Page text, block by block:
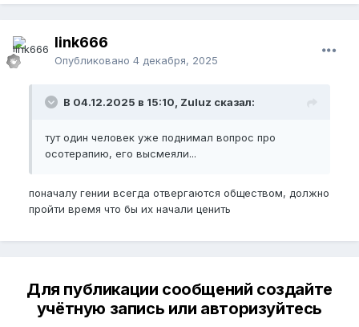
link666
Опубликовано 4 декабря, 2025
В 04.12.2025 в 15:10, Zuluz сказал:
тут один человек уже поднимал вопрос про
осотерапию, его высмеяли...
поначалу гении всегда отвергаются обществом, должно
пройти время что бы их начали ценить
Для публикации сообщений создайте
учётную запись или авторизуйтесь